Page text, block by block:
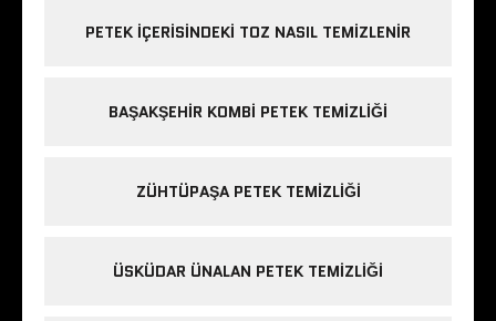
PETEK IÇERISINDEKI TOZ NASIL TEMIZLENIR
BAŞAKŞEHIR KOMBI PETEK TEMIZLIĞI
ZÜHTÜPAŞA PETEK TEMIZLIĞI
ÜSKÜDAR ÜNALAN PETEK TEMIZLIĞI